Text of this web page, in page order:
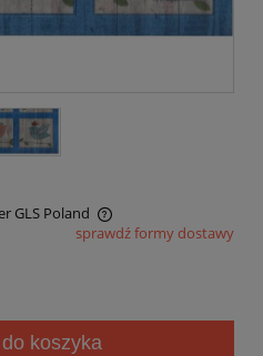
GLS Poland
kosztów płatności
sprawdź formy dostawy
do koszyka